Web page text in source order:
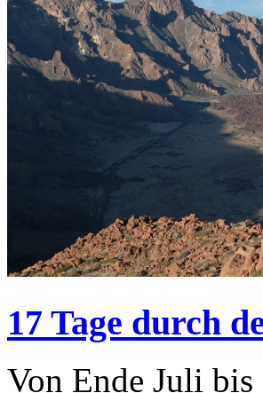
17 Tage durch
Von Ende Juli